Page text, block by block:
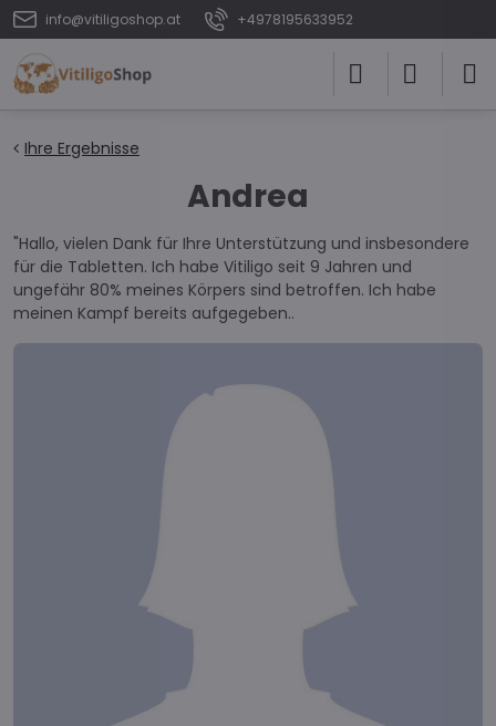
info@vitiligoshop.at +4978195633952
Ihre Ergebnisse
Andrea
"Hallo, vielen Dank für Ihre Unterstützung und insbesondere
für die Tabletten. Ich habe Vitiligo seit 9 Jahren und
ungefähr 80% meines Körpers sind betroffen. Ich habe
meinen Kampf bereits aufgegeben..